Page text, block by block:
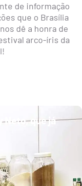
de informação
que o Brasília
dê a honra de
arco-íris da
Neto, que já